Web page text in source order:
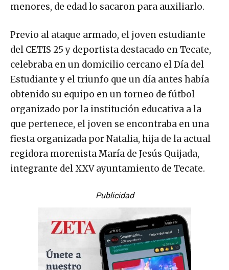
menores, de edad lo sacaron para auxiliarlo.
Previo al ataque armado, el joven estudiante
del CETIS 25 y deportista destacado en Tecate,
celebraba en un domicilio cercano el Día del
Estudiante y el triunfo que un día antes había
obtenido su equipo en un torneo de fútbol
organizado por la institución educativa a la
que pertenece, el joven se encontraba en una
fiesta organizada por Natalia, hija de la actual
regidora morenista María de Jesús Quijada,
integrante del XXV ayuntamiento de Tecate.
Publicidad